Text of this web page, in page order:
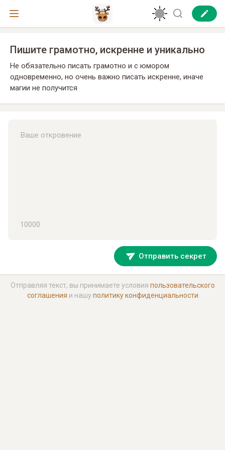
10000
Отправить секрет
Отправляя текст, вы принимаете условия пользовательского
соглашения и нашу политику конфиденциальности
Пишите грамотно, искренне и уникально
Не обязательно писать грамотно и с юмором
одновременно, но очень важно писать искренне, иначе
магии не получится